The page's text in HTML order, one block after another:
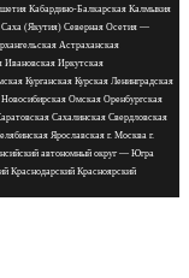
Кабардино-Балкарская Калмыкия
Саха (Якутия) Северная Осетия —
Астраханская
Ивановская Иркутская
Курганская Курская Ленинградская
Омская Оренбургская
Сахалинская Свердловская
Ярославская г. Москва г.
автономный округ — Югра
Краснодарский Красноярский